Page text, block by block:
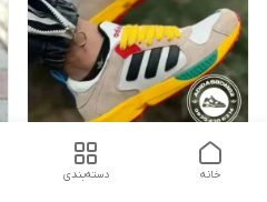
کتونی مردانه zx5000 المان لگو
دسته‌بندی خانه